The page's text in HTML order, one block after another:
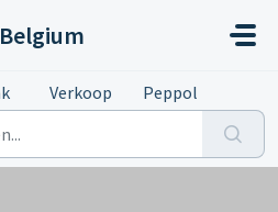
Verkoop Peppol